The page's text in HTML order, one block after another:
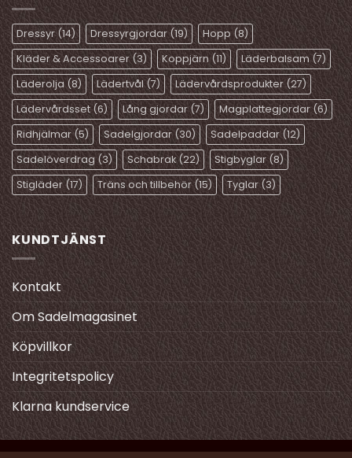
Dressyr(14) Dressyrgjordar(19) Hopp (8)
Kläder & Accessoarer(3) Koppjärn (11) Läderbalsam(7)
Läderolja (8) Lädertvål(7) Lädervårdsprodukter(27)
Lädervårdsset(6) Lång gjordar (7) Magplattegjordar(6)
Ridhjälmar(5) Sadelgjordar(30) Sadelpaddar (12)
Sadelöverdrag(3) Schabrak(22) Stigbyglar (8)
Stigläder(17) Träns och tillbehör(15) Tyglar(3)
KUNDTJÄNST
Kontakt
Om Sadelmagasinet
Köpvillkor
Integritetspolicy
Klarna kundservice